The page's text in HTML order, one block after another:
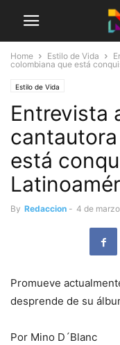
Home Estilo de Vida
colombiana que está
Estilo de Vida
Entrevista
está
By Redaccion - 4 de
Promueve
desprende de su
Por Mino D´Blanc